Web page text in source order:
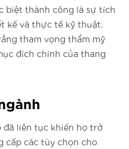
biệt thành công là sự tích
kế và thực tế kỹ thuật.
tham vọng thẩm mỹ
đích chính của thang
đã liên tục khiến họ trở
cấp các tùy chọn cho